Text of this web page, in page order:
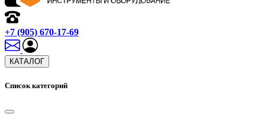
+7 (905) 670-17-69
КАТАЛОГ
Список категорий